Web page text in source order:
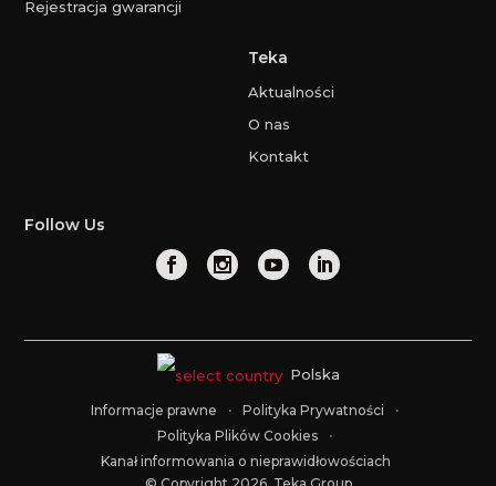
Rejestracja gwarancji
Teka
Aktualności
O nas
Kontakt
Follow Us
Polska
Informacje prawne
Polityka Prywatności
Polityka Plików Cookies
Kanał informowania o nieprawidłowościach